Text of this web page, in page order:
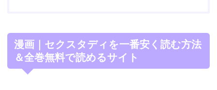
漫画｜セクスタディを一番安く読む方法
＆全巻無料で読めるサイト